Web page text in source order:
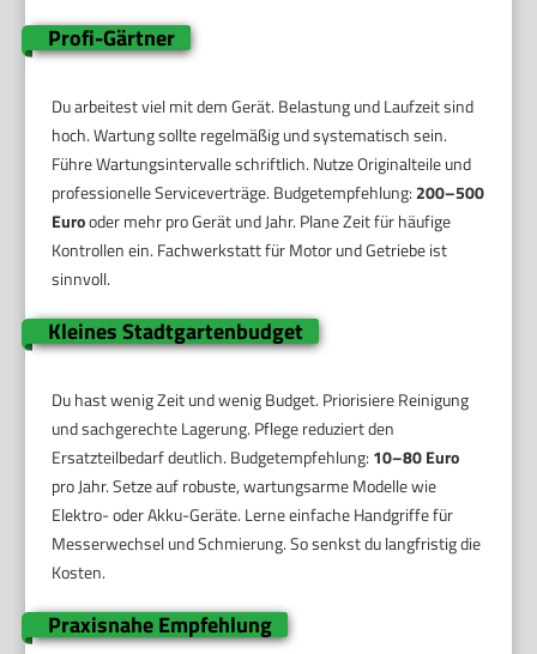
Profi-Gärtner
Du arbeitest viel mit dem Gerät. Belastung und Laufzeit sind
hoch. Wartung sollte regelmäßig und systematisch sein.
Führe Wartungsintervalle schriftlich. Nutze Originalteile und
professionelle Serviceverträge. Budgetempfehlung: 200–500
Eurooder mehr pro Gerät und Jahr. Plane Zeit für häufige
Kontrollen ein. Fachwerkstatt für Motor und Getriebe ist
sinnvoll.
Kleines Stadtgartenbudget
Du hast wenig Zeit und wenig Budget. Priorisiere Reinigung
und sachgerechte Lagerung. Pflege reduziert den
Ersatzteilbedarf deutlich. Budgetempfehlung: 10–80 Euro
pro Jahr. Setze auf robuste, wartungsarme Modelle wie
Elektro- oder Akku-Geräte. Lerne einfache Handgriffe für
Messerwechsel und Schmierung. So senkst du langfristig die
Kosten.
Praxisnahe Empfehlung